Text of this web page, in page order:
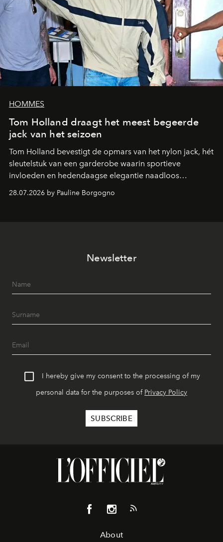
HOMMES
Tom Holland draagt het meest begeerde
jack van het seizoen
Tom Holland bevestigt de opmars van het nylon jack, hét
sleutelstuk van een garderobe waarin sportieve
invloeden en hedendaagse elegantie naadloos
samenkomen.
28.07.2026 by Pauline Borgogno
Newsletter
I hereby give my consent to the processing of my
personal data for the purposes of Privacy Policy
About